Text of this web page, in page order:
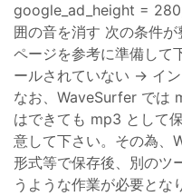
google_ad_height =
囲の音を消す 次の条件
ページを参考に準備して
ールされていない → イ
なお、WaveSurfer では
はできても mp3 として
意して下さい。その為
形式等で保存後、別のツ
うような作業が必要と